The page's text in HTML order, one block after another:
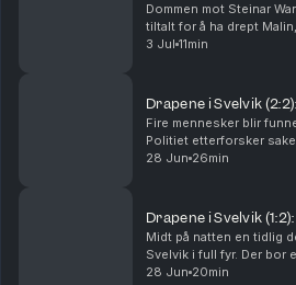
Dommen mot Steinar
tiltalt for å ha drept
september 2024. Det
3 Jul 11min
Drapene i Svelvik
Fire mennesker blir
Politiet etterforsker
har skjedd? Og hvorfor?
28 Jun 26min
Drapene i Svelvik
Midt på natten en tidlig
Svelvik i full fyr. Der bor
huset er brannmann.
28 Jun 20min